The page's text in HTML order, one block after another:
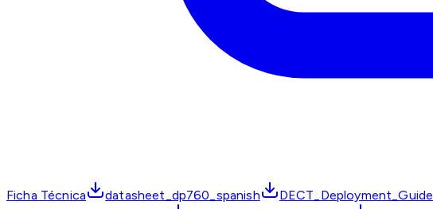
Ficha Técnica datasheet_dp760_spanish DECT_Deployment_Guide